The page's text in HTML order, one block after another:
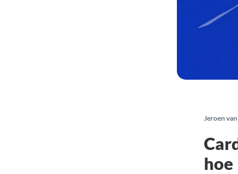
Jeroen
hoe